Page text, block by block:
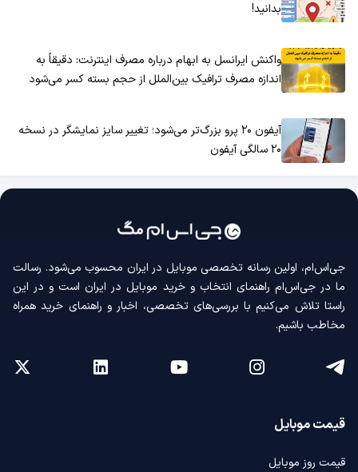
بدانید!
واکنش ایرانسل به ابهام درباره مصرف اینترنت: دقیقاً به
اندازه مصرف ترافیک بین‌الملل از حجم بسته کسر می‌شود
آیفون ۲۰ پرو بزرگ‌تر می‌شود؛ تغییر سایز نمایشگر در نسخه
۲۰ سالگی آیفون
جی‌اس‌ام، اولین رسانه‌ تخصصی موبایل در ایران محسوب می‌شود. رسالت
ما در جی‌اس‌ام راهنمای انتخاب و خرید موبایل در ایران است و در این
راستا تلاش می‌کنیم با بررسی‌های تخصصی، اخبار و راهنمای خرید همراه
مخاطب باشیم.
قیمت موبایل
قیمت روز موبایل